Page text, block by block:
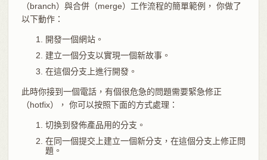
（branch）與合併（merge）工作流程的簡單範例， 你做了
以下動作：
開發一個網站。
建立一個分支以實現一個新故事。
在這個分支上進行開發。
此時你接到一個電話，有個很危急的問題需要緊急修正
（hotfix）， 你可以按照下面的方式處理：
切換到發佈產品用的分支。
在同一個提交上建立一個新分支，在這個分支上修正問
題。